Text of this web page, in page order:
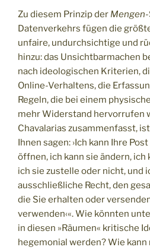
Zu diesem Prinzip der Mengen
Datenverkehrs fügen die
unfaire, undurchsichtige und
hinzu: das Unsichtbarmachen
nach ideologischen Kriterien,
Online-Verhaltens, die
Regeln, die bei einem
mehr Widerstand hervorrufen
Chavalarias zusammenfasst,
Ihnen sagen: ›Ich kann Ihre
öffnen, ich kann sie ändern, ich
ich sie zustelle oder nicht, und
ausschließliche Recht, den
die Sie erhalten oder
verwenden‹«. Wie könnten
in diesen »Räumen« kritische
hegemonial werden? Wie kann